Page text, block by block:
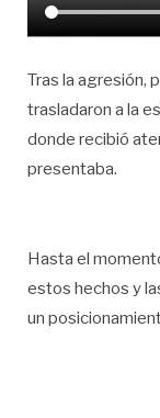
Tras la agresión,
trasladaron a la
donde recibió
presentaba.
Hasta el
estos hechos y
un